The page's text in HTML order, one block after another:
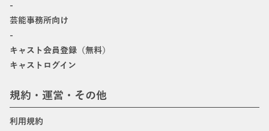
-
芸能事務所向け
-
キャスト会員登録（無料）
キャストログイン
規約・運営・その他
利用規約